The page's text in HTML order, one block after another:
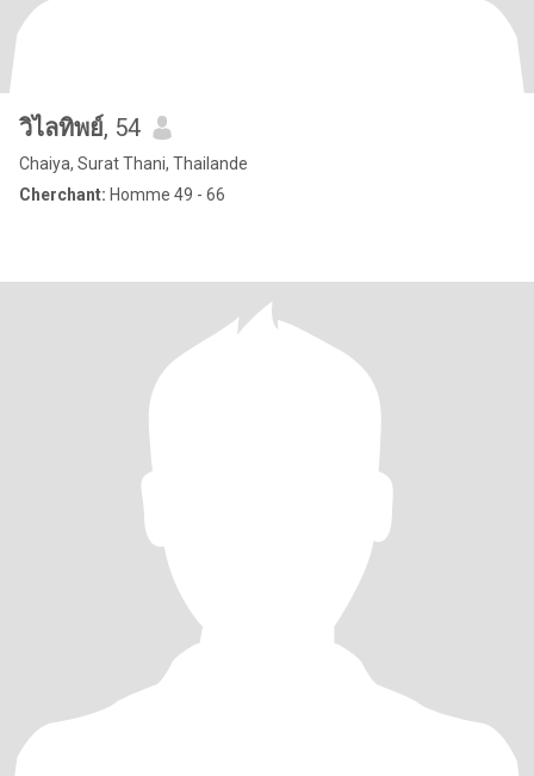
วิไลทิพย์, 54
Chaiya, Surat Thani, Thailande
Cherchant: Homme 49 - 66